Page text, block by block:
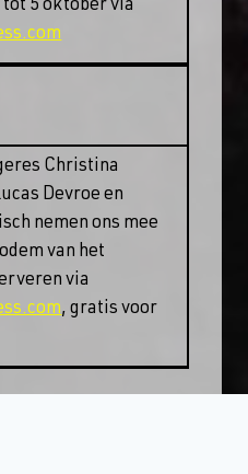
5 oktober via
Christina
Devroe en
nemen ons mee
van het
via
, gratis voor